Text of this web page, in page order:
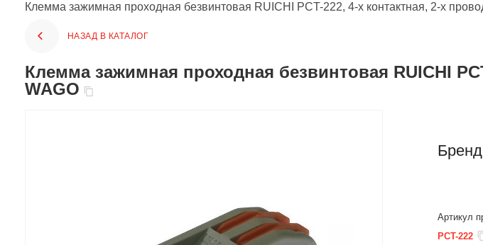
Клемма зажимная проходная безвинтовая RUICHI PCT-222, 4-х контактная, 2-х
НАЗАД В КАТАЛОГ
Клемма зажимная проходная безвинтовая RUICHI PCT-222, 4-х контактная, 2-х проводная, 24 А, аналог
WAGO
Артикул
PCT-222